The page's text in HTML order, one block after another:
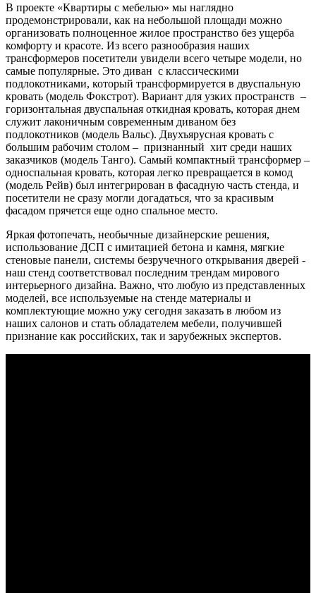
В проекте «Квартиры с мебелью» мы наглядно
продемонстрировали, как на небольшой площади можно
организовать полноценное жилое пространство без ущерба
комфорту и красоте. Из всего разнообразия наших
трансформеров посетители увидели всего четыре модели, но
самые популярные. Это диван с классическими
подлокотниками, который трансформируется в двуспальную
кровать (модель Фокстрот). Вариант для узких пространств –
горизонтальная двуспальная откидная кровать, которая днем
служит лаконичным современным диваном без
подлокотников (модель Вальс). Двухъярусная кровать с
большим рабочим столом – признанный хит среди наших
заказчиков (модель Танго). Самый компактный трансформер –
односпальная кровать, которая легко превращается в комод
(модель Рейв) был интегрирован в фасадную часть стенда, и
посетители не сразу могли догадаться, что за красивым
фасадом прячется еще одно спальное место.
Яркая фотопечать, необычные дизайнерские решения,
использование ДСП с имитацией бетона и камня, мягкие
стеновые панели, системы безручечного открывания дверей -
наш стенд соответствовал последним трендам мирового
интерьерного дизайна. Важно, что любую из представленных
моделей, все используемые на стенде материалы и
комплектующие можно ужу сегодня заказать в любом из
наших салонов и стать обладателем мебели, получившей
признание как российских, так и зарубежных экспертов.